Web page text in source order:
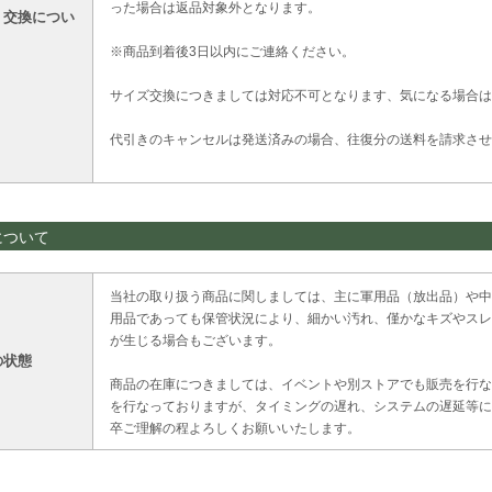
交換につい
った場合は返品対象外となります。
※商品到着後3日以内にご連絡ください。
サイズ交換につきましては対応不可となります、気になる場合
代引きのキャンセルは発送済みの場合、往復分の送料を請求さ
いて
状態
当社の取り扱う商品に関しましては、主に軍用品（放出品）や
用品であっても保管状況により、細かい汚れ、僅かなキズやス
が生じる場合もございます。
商品の在庫につきましては、イベントや別ストアでも販売を行
を行なっておりますが、タイミングの遅れ、システムの遅延等
卒ご理解の程よろしくお願いいたします。